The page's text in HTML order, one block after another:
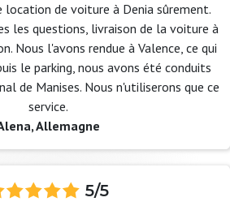
location de voiture à Denia sûrement.
les questions, livraison de la voiture à
Nous l'avons rendue à Valence, ce qui
le parking, nous avons été conduits
de Manises. Nous n'utiliserons que ce
service.
Allemagne
5/5